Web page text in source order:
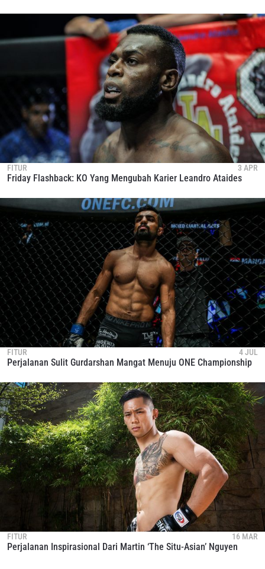
FITUR 3 APR
Friday Flashback: KO Yang Mengubah Karier Leandro Ataides
FITUR 4 JUL
Perjalanan Sulit Gurdarshan Mangat Menuju ONE Championship
FITUR 16 MAR
Perjalanan Inspirasional Dari Martin ‘The Situ-Asian’ Nguyen
GELARAN
LIHAT SOROTAN TERBAIK
BERLANGGANAN
Dengan mengirimkan formulir ini, anda menyetujui
pengumpulan, penggunaan dan pembukaan informasi
anda berdasarkan
Kebijakan Privasikami. Anda dapat
membatalkan (unsubscribe) dari jenis komunikasi ini
kapan saja.